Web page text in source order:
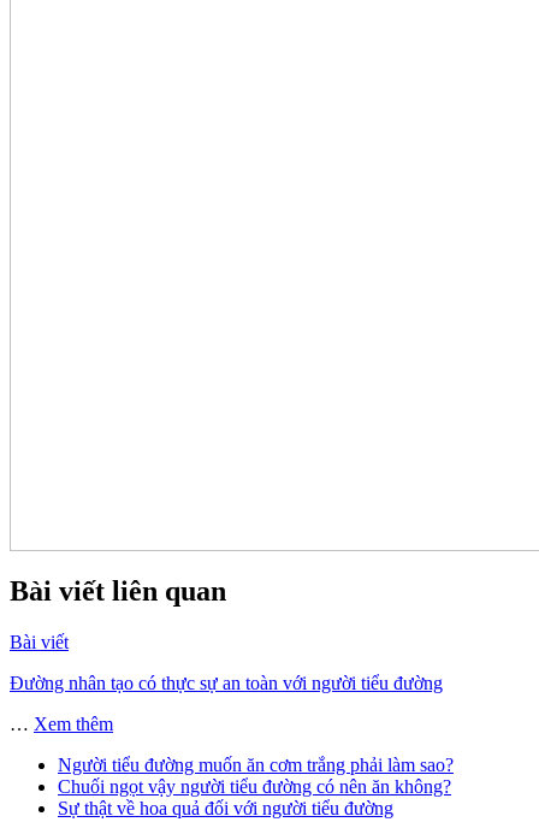
Bài viết liên quan
Bài viết
Đường nhân tạo có thực sự an toàn với người tiểu đường
… Xem thêm
Người tiểu đường muốn ăn cơm trắng phải làm sao?
Chuối ngọt vậy người tiểu đường có nên ăn không?
Sự thật về hoa quả đối với người tiểu đường